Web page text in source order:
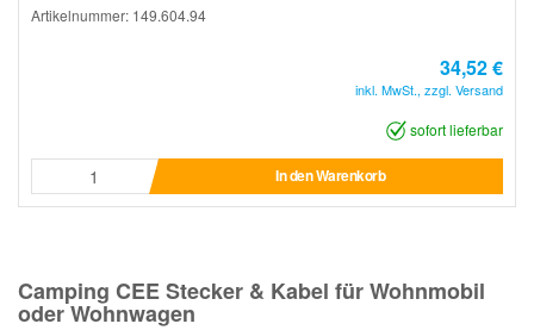
Artikelnummer: 149.604.94
34,52 €
inkl. MwSt., zzgl. Versand
sofort lieferbar
In den Warenkorb
Camping CEE Stecker & Kabel für Wohnmobil
oder Wohnwagen